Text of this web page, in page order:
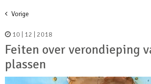
Vorige
10 | 12 | 2018
Feiten over verondieping
plassen